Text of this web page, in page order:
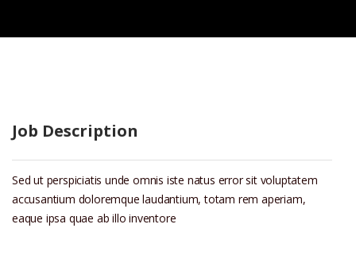
Job Description
Sed ut perspiciatis unde omnis iste natus error sit voluptatem
accusantium doloremque laudantium, totam rem aperiam,
eaque ipsa quae ab illo inventore